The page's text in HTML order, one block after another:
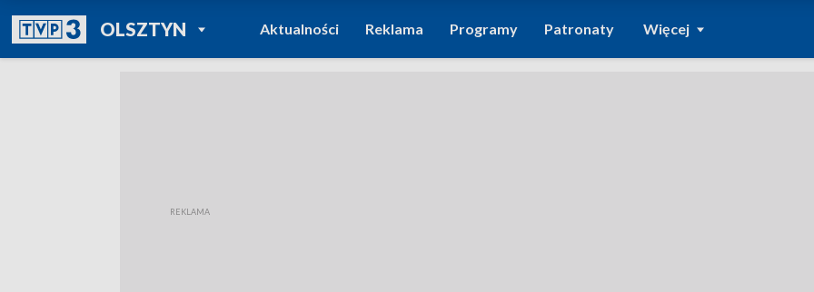
OLSZTYNPOWRÓT DO
TVP REGIONY
Aktualności Reklama Programy Patronaty Więcej